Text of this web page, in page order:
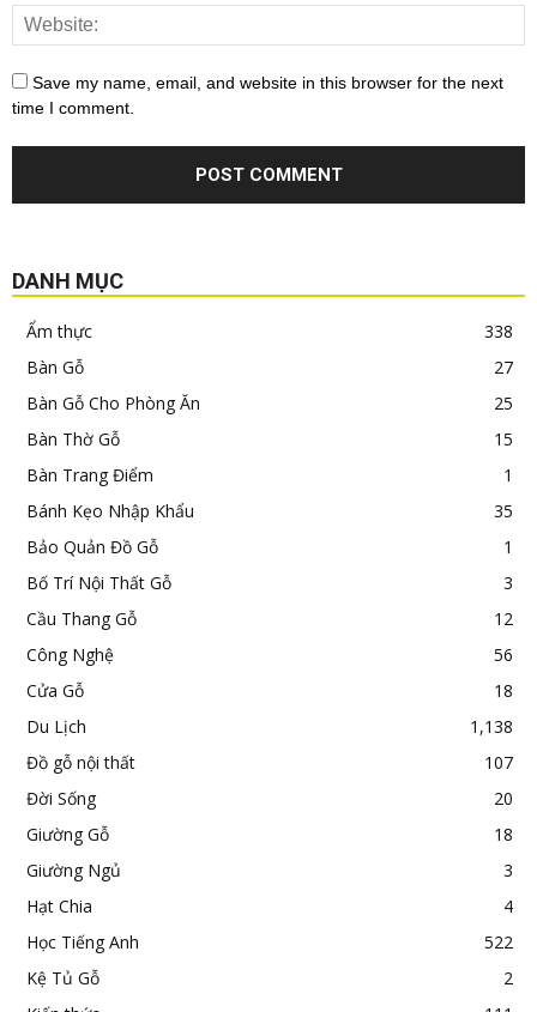
Save my name, email, and website in this browser for the next
time I comment.
DANH MỤC
Ẩm thực
338
Bàn Gỗ
27
Bàn Gỗ Cho Phòng Ăn
25
Bàn Thờ Gỗ
15
Bàn Trang Điểm
1
Bánh Kẹo Nhập Khẩu
35
Bảo Quản Đồ Gỗ
1
Bố Trí Nội Thất Gỗ
3
Cầu Thang Gỗ
12
Công Nghệ
56
Cửa Gỗ
18
Du Lịch
1,138
Đồ gỗ nội thất
107
Đời Sống
20
Giường Gỗ
18
Giường Ngủ
3
Hạt Chia
4
Học Tiếng Anh
522
Kệ Tủ Gỗ
2